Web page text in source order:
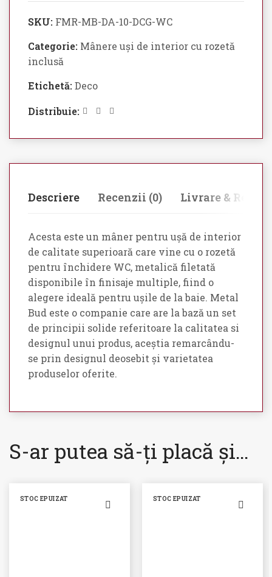
SKU: FMR-MB-DA-10-DCG-WC
Categorie: Mânere uși de interior cu rozetă
inclusă
Etichetă:Deco
Distribuie:
Descriere Recenzii (0) Livrare & Retur
Acesta este un mâner pentru ușă de interior
de calitate superioară care vine cu o rozetă
pentru închidere WC, metalică filetată
disponibile în finisaje multiple, fiind o
alegere ideală pentru ușile de la baie. Metal
Bud este o companie care are la bază un set
de principii solide referitoare la calitatea si
designul unui produs, aceștia remarcându-
se prin designul deosebit și varietatea
produselor oferite.
S-ar putea să-ți placă și…
STOC EPUIZAT STOC EPUIZAT